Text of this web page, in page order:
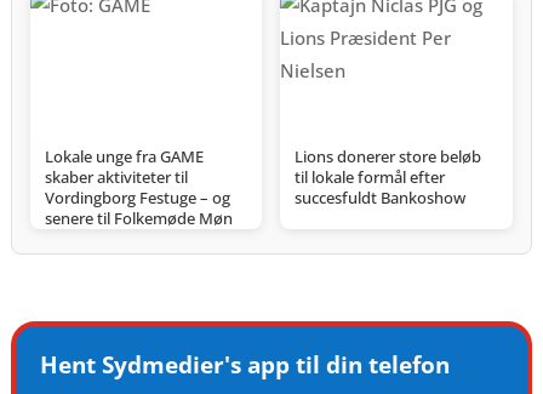
Lokale unge fra GAME
skaber aktiviteter til
Vordingborg Festuge – og
senere til Folkemøde Møn
Lions donerer store beløb
til lokale formål efter
succesfuldt Bankoshow
Hent Sydmedier's app til din telefon